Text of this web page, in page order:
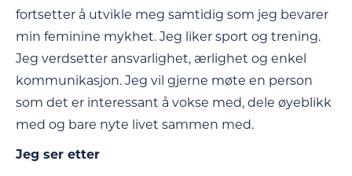
fortsetter å utvikle meg samtidig som jeg bevarer
min feminine mykhet. Jeg liker sport og trening.
Jeg verdsetter ansvarlighet, ærlighet og enkel
kommunikasjon. Jeg vil gjerne møte en person
som det er interessant å vokse med, dele øyeblikk
med og bare nyte livet sammen med.
Jeg ser etter